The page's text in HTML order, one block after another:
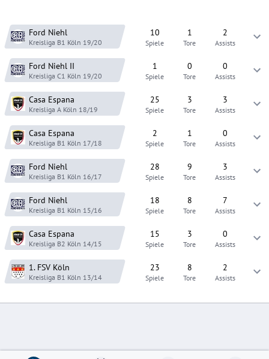
Ford Niehl
Kreisliga B1 Köln 19/20
10
Spiele
1
Tore
2
Assists
Ford Niehl II
Kreisliga C1 Köln 19/20
1
Spiele
0
Tore
0
Assists
Casa Espana
Kreisliga A Köln 18/19
25
Spiele
3
Tore
3
Assists
Casa Espana
Kreisliga B1 Köln 17/18
2
Spiele
1
Tore
0
Assists
Ford Niehl
Kreisliga B1 Köln 16/17
28
Spiele
9
Tore
3
Assists
Ford Niehl
Kreisliga B1 Köln 15/16
18
Spiele
8
Tore
7
Assists
Casa Espana
Kreisliga B2 Köln 14/15
15
Spiele
3
Tore
0
Assists
1. FSV Köln
Kreisliga B1 Köln 13/14
23
Spiele
8
Tore
2
Assists